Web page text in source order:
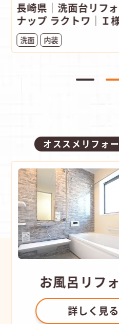
長崎県│洗面台リフ
ナップ ラクトワ│Ｉ
洗面 内装
オススメリフォ
お風呂 リフ
詳しく見る